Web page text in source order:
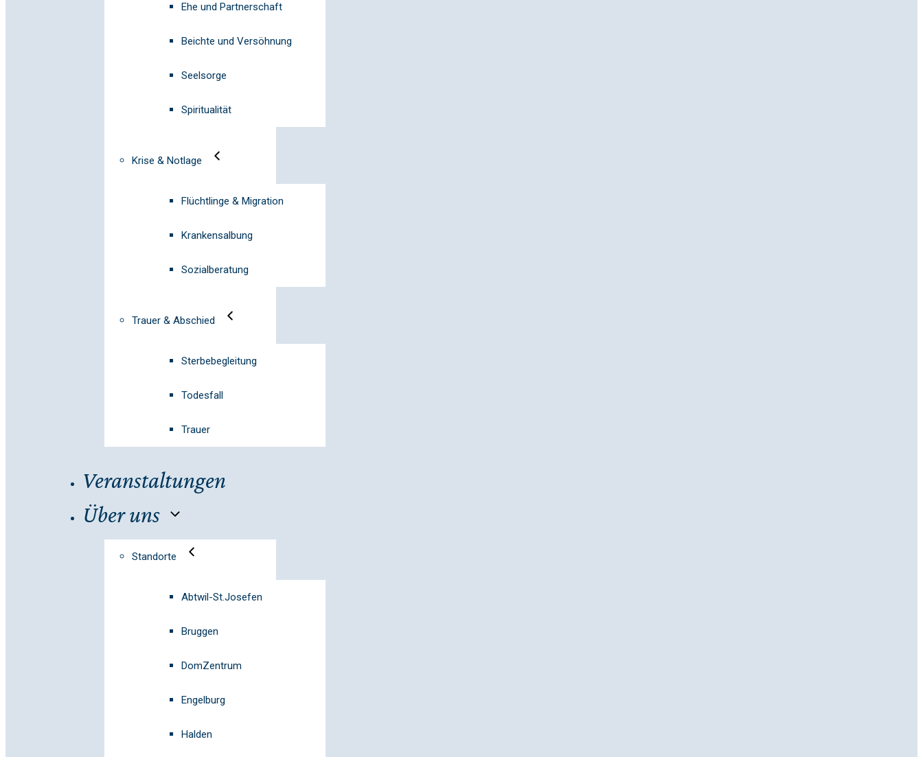
Ehe und Partnerschaft
Beichte und Versöhnung
Seelsorge
Spiritualität
Krise & Notlage
Flüchtlinge & Migration
Krankensalbung
Sozialberatung
Trauer & Abschied
Sterbebegleitung
Todesfall
Trauer
Veranstaltungen
Über uns
Standorte
Abtwil-St.Josefen
Bruggen
DomZentrum
Engelburg
Halden